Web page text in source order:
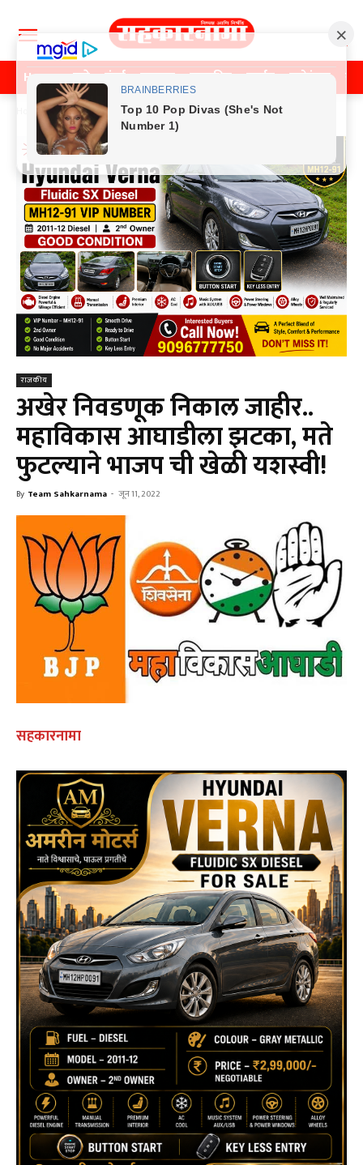
Home पुणे मुंबई महाराष्ट्र राजकीय क्राईम मनोरंजन
Home राजकीय
राजकीय
अखेर निवडणूक निकाल जाहीर..
महाविकास आघाडीला झटका, मते
फुटल्याने भाजप ची खेळी यशस्वी!
By Team Sahkarnama - जून 11, 2022
सहकारनामा